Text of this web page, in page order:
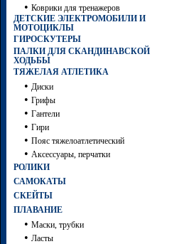
• Коврики для тренажеров
ДЕТСКИЕ ЭЛЕКТРОМОБИЛИ И
МОТОЦИКЛЫ
ГИРОСКУТЕРЫ
ПАЛКИ ДЛЯ СКАНДИНАВСКОЙ
ХОДЬБЫ
ТЯЖЕЛАЯ АТЛЕТИКА
• Диски
• Грифы
• Гантели
• Гири
• Пояс тяжелоатлетический
• Аксессуары, перчатки
РОЛИКИ
САМОКАТЫ
СКЕЙТЫ
ПЛАВАНИЕ
• Маски, трубки
• Ласты